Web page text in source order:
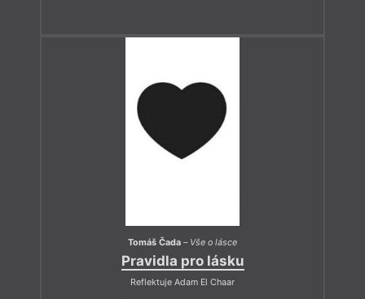
Tomáš Čada – Vše o lásce
Pravidla pro lásku
Reflektuje Adam El Chaar